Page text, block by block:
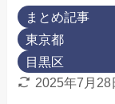
まとめ記事
東京都
目黒区
2025年7月28